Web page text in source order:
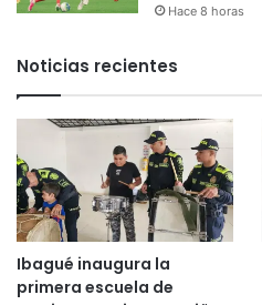
Hace 8 horas
Noticias recientes
Ibagué inaugura la
primera escuela de